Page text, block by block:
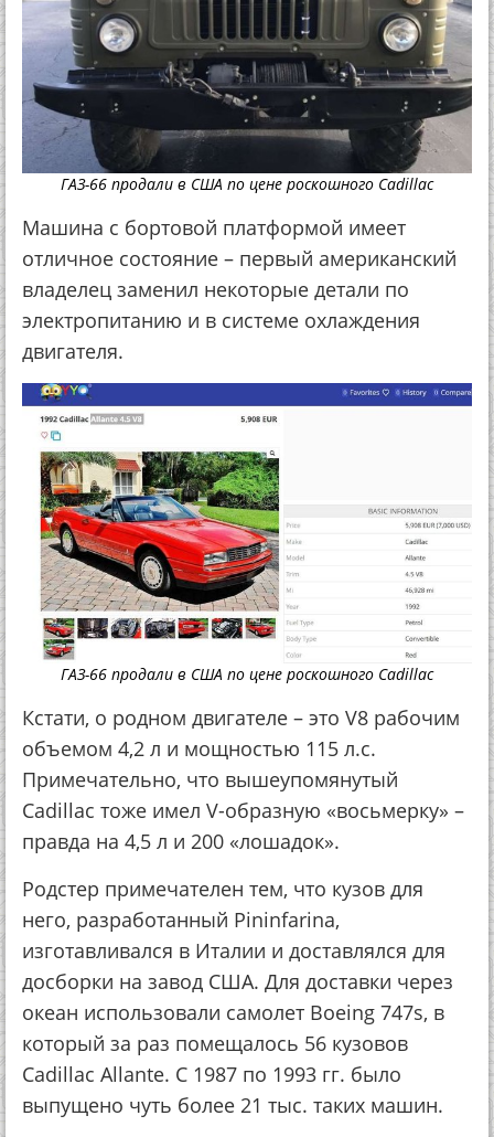
ГАЗ-66 продали в США по цене роскошного Сadillac
Машина с бортовой платформой имеет
отличное состояние – первый американский
владелец заменил некоторые детали по
электропитанию и в системе охлаждения
двигателя.
ГАЗ-66 продали в США по цене роскошного Сadillac
Кстати, о родном двигателе – это V8 рабочим
объемом 4,2 л и мощностью 115 л.с.
Примечательно, что вышеупомянутый
Cadillac тоже имел V-образную «восьмерку» –
правда на 4,5 л и 200 «лошадок».
Родстер примечателен тем, что кузов для
него, разработанный Pininfarina,
изготавливался в Италии и доставлялся для
досборки на завод США. Для доставки через
океан использовали cамолет Boeing 747s, в
который за раз помещалось 56 кузовов
Cadillac Allante. С 1987 по 1993 гг. было
выпущено чуть более 21 тыс. таких машин.